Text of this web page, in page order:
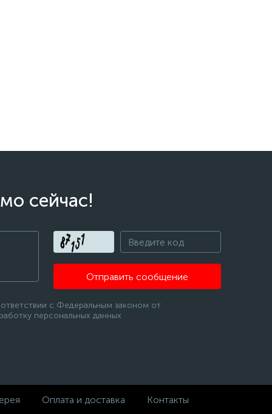
сейчас!
Отправить сообщение
с Федеральным законом от
персональных данных
Оплата и доставка Контакты